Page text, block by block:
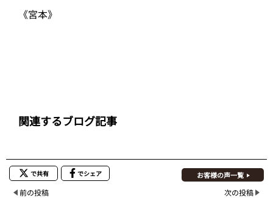
《宮本》
関連するブログ記事
で共有 でシェア お客様の声一覧
前の投稿 次の投稿